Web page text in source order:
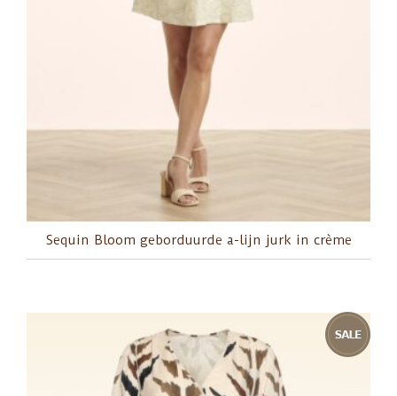
Sequin Bloom geborduurde a-lijn jurk in crème